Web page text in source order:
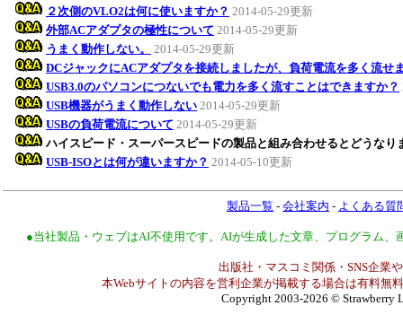
２次側のVLO2は何に使いますか？ 2014-05-29更新
外部ACアダプタの極性について 2014-05-29更新
うまく動作しない。
2014-05-29更新
DCジャックにACアダプタを接続しましたが、負荷電流を多く流せ
USB3.0のパソコンにつないでも電力を多く流すことはできますか？
USB機器がうまく動作しない 2014-05-29更新
USBの負荷電流について 2014-05-29更新
ハイスピード・スーパースピードの製品と組み合わせるとどうなり
USB-ISOとは何が違いますか？ 2014-05-10更新
製品一覧 - 会社案内 - よくある質
●当社製品・ウェブはAI不使用です。AIが生成した文章、プログラム
出版社・マスコミ関係・SNS企業
本Webサイトの内容を営利企業が掲載する場合は有料無
Copyright 2003-2026 © Strawberry